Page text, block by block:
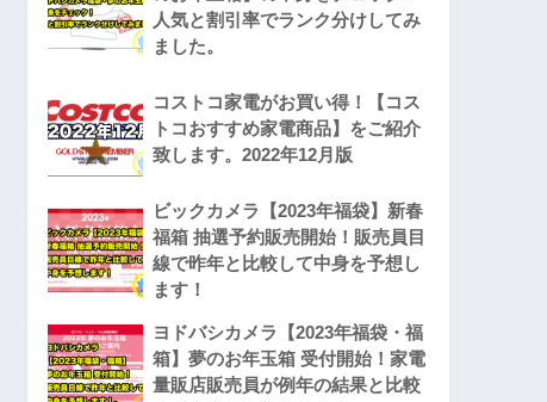
人気と割引率でランク分けしてみ
ました。
コストコ家電がお買い得！【コス
トコおすすめ家電商品】をご紹介
致します。2022年12月版
ビックカメラ【2023年福袋】新春
福箱 抽選予約販売開始！販売員目
線で昨年と比較して中身を予想し
ます！
ヨドバシカメラ【2023年福袋・福
箱】夢のお年玉箱 受付開始！家電
量販店販売員が例年の結果と比較